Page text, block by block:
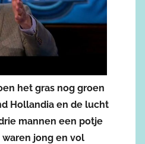
het gras nog groen
Hollandia en de lucht
mannen een potje
jong en vol